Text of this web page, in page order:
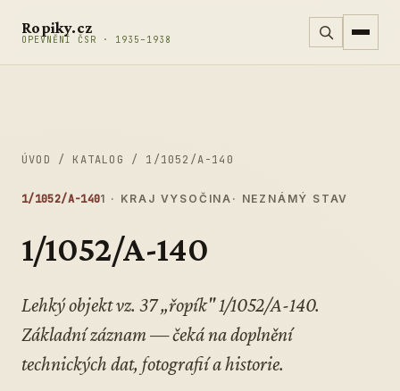
Ropiky.cz
OPEVNĚNÍ ČSR · 1935–1938
ÚVOD / KATALOG / 1/1052/A-140
1/1052/A-1401 · KRAJ VYSOČINA · NEZNÁMÝ STAV
1/1052/A-140
Lehký objekt vz. 37 „řopík" 1/1052/A-140.
Základní záznam — čeká na doplnění
technických dat, fotografií a historie.